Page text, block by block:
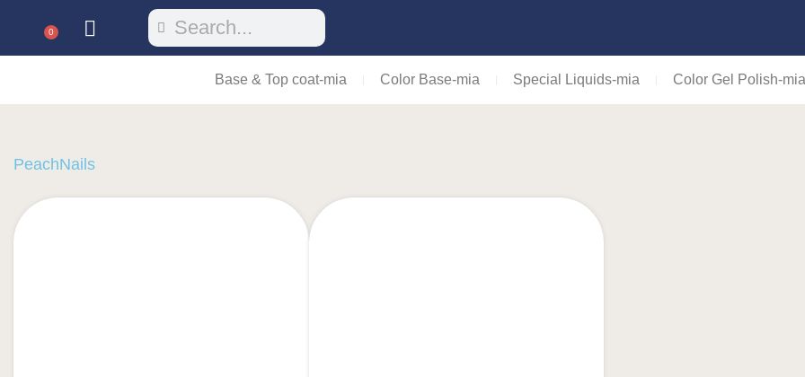
0
Base & Top coat-mia Color Base-mia Special Liquids-mia Color Gel Polish-mia
PeachNails